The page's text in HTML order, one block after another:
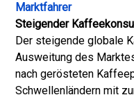
Marktfahrer
Steigender
Der steigende globale
Ausweitung des
nach gerösteten
Schwellenländern mit